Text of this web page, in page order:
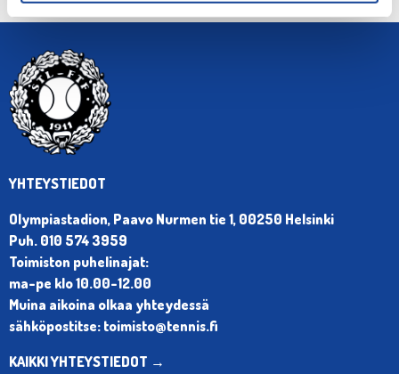
YHTEYSTIEDOT
Olympiastadion, Paavo Nurmen tie 1, 00250 Helsinki
Puh. 010 574 3959
Toimiston puhelinajat:
ma-pe klo 10.00-12.00
Muina aikoina olkaa yhteydessä
sähköpostitse: toimisto@tennis.fi
KAIKKI YHTEYSTIEDOT →